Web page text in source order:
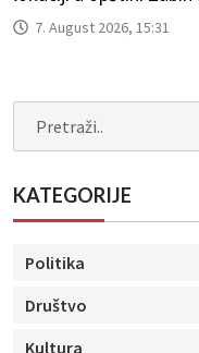
7. August 2026, 15:31
KATEGORIJE
Politika
Društvo
Kultura